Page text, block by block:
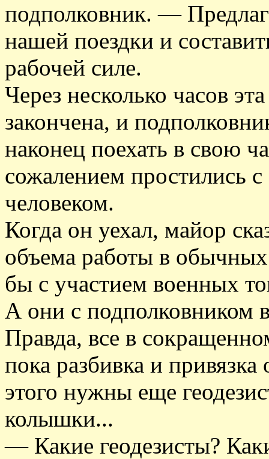
подполковник. —
нашей поездки и
рабочей силе.
Через несколько часов
закончена, и
наконец поехать в свою
сожалением простились
человеком.
Когда он уехал, майор
объема работы в
бы с участием военных
А они с подполковником
Правда, все в
пока разбивка и
этого нужны еще
колышки...
— Какие геодезисты?